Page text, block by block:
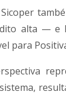
alta — e
para